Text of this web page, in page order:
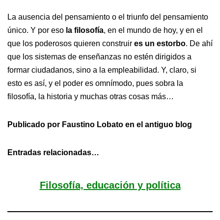
La ausencia del pensamiento o el triunfo del pensamiento
único. Y por eso la filosofía, en el mundo de hoy, y en el
que los poderosos quieren construir es un estorbo. De ahí
que los sistemas de enseñanzas no estén dirigidos a
formar ciudadanos, sino a la empleabilidad. Y, claro, si
esto es así, y el poder es omnímodo, pues sobra la
filosofía, la historia y muchas otras cosas más…
Publicado por Faustino Lobato en el antiguo blog
Entradas relacionadas…
Filosofía, educación y política